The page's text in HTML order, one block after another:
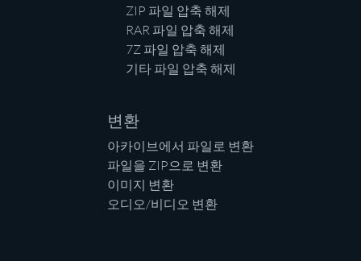
ZIP 파일 압축 해제
RAR 파일 압축 해제
7Z 파일 압축 해제
기타 파일 압축 해제
변환
아카이브에서 파일로 변환
파일을 ZIP으로 변환
이미지 변환
오디오/비디오 변환